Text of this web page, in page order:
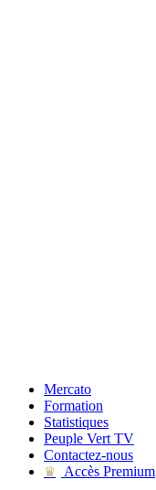
Mercato
Formation
Statistiques
Peuple Vert TV
Contactez-nous
♛
Accès Premium